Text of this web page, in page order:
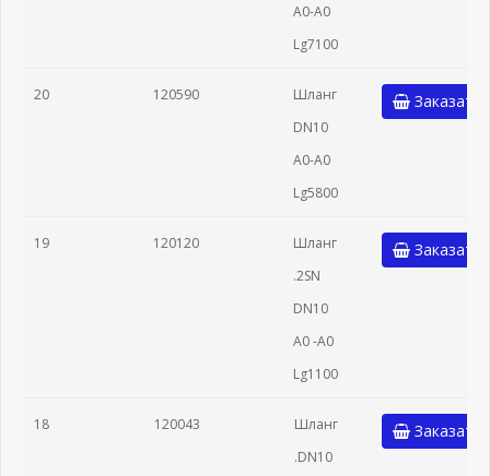
A0-A0
Lg7100
20 120590
Шланг
DN10
A0-A0
Lg5800
Заказать
19 120120
Шланг
.2SN
DN10
A0 -A0
Lg1100
Заказать
18 120043
Шланг
.DN10
Заказать